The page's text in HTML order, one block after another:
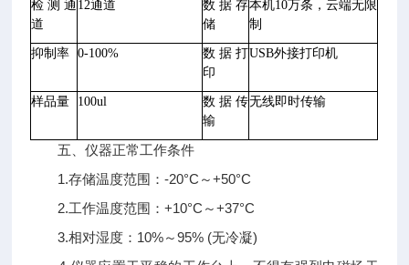
检测通
道
12通道
数据存
储
本机10万条，云端无限
制
抑制率 0-100%
数据打
印
USB外接打印机
样品量 100ul
数据传
输
无线即时传输
五、仪器正常工作条件
1.存储温度范围：-20°C～+50°C
2.工作温度范围：+10°C～+37°C
3.相对湿度：10%～95% (无冷凝)